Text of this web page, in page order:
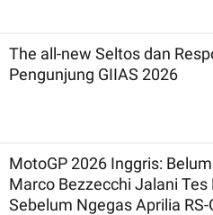
The all-new Seltos dan
Pengunjung GIIAS 2026
MotoGP 2026 Inggris:
Marco Bezzecchi Jalani Tes
Sebelum Ngegas Aprilia RS-